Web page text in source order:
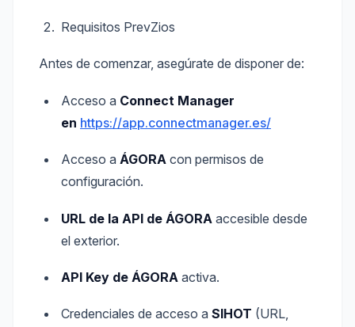
Requisitos PrevZios
Antes de comenzar, asegúrate de disponer de:
Acceso a Connect Manager
en https://app.connectmanager.es/
Acceso a ÁGORA con permisos de
configuración.
URL de la API de ÁGORA accesible desde
el exterior.
API Key de ÁGORA activa.
Credenciales de acceso a SIHOT (URL,